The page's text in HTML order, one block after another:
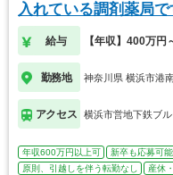
入れている調剤薬局で
給与 【年収】400万円
勤務地 神奈川県 横浜市港
アクセス 横浜市営地下鉄ブ
年収600万円以上可 新卒も応募可能
原則、引越しを伴う転勤なし
産休